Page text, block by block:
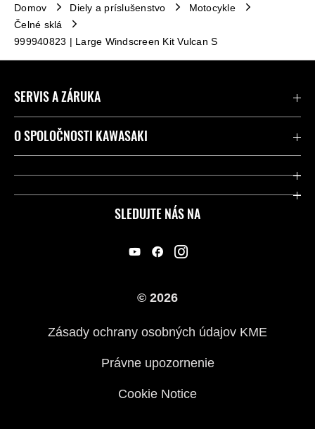
Domov Diely a príslušenstvo
Motocykle
Čelné sklá
999940823 | Large Windscreen Kit Vulcan S
SLEDUJTE NÁS NA
SERVIS A ZÁRUKA
Kontaktujte nás
Legálny
O SPOLOČNOSTI KAWASAKI
Spoločnosť
© 2026
Zásady ochrany osobných údajov KME
Právne upozornenie
Cookie Notice